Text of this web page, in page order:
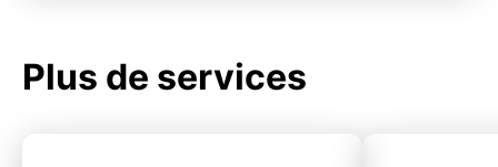
Plus de services